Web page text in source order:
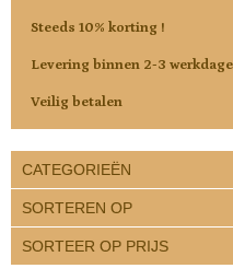
Steeds 10% korting !
Levering binnen 2-3
Veilig betalen
CATEGORIEËN
SORTEREN OP
SORTEER OP PRIJS